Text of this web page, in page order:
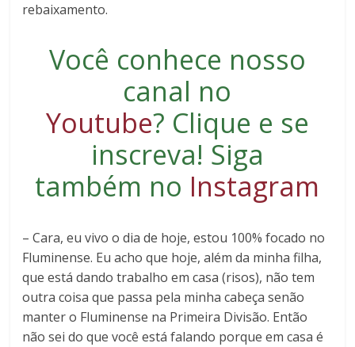
rebaixamento.
Você conhece nosso
canal no
Youtube? Clique e se
inscreva! Siga
também no Instagram
– Cara, eu vivo o dia de hoje, estou 100% focado no
Fluminense. Eu acho que hoje, além da minha filha,
que está dando trabalho em casa (risos), não tem
outra coisa que passa pela minha cabeça senão
manter o Fluminense na Primeira Divisão. Então
não sei do que você está falando porque em casa é